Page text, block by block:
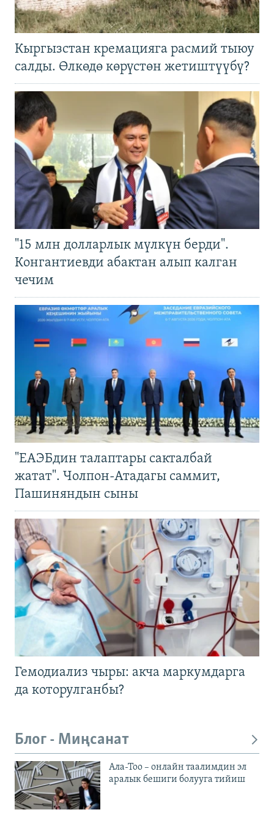
Кыргызстан кремацияга расмий тыюу
салды. Өлкөдө көрүстөн жетиштүүбү?
"15 млн долларлык мүлкүн берди".
Конгантиевди абактан алып калган
чечим
"ЕАЭБдин талаптары сакталбай
жатат". Чолпон-Атадагы саммит,
Пашиняндын сыны
Гемодиализ чыры: акча маркумдарга
да которулганбы?
Блог - Миңсанат
Ала-Тоо – онлайн таалимдин эл
аралык бешиги болууга тийиш